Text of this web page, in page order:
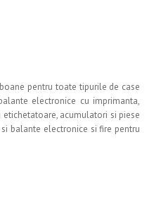
pentru toate tipurile de case
electronice cu imprimanta,
acumulatori si piese
balante electronice si fire pentru